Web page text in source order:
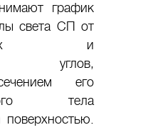
график
света СП от
и
углов,
его
тела